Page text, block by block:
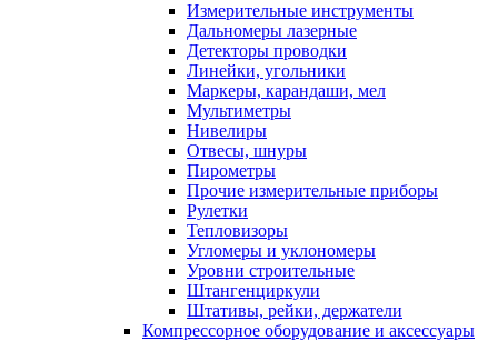
Измерительные инструменты
Дальномеры лазерные
Детекторы проводки
Линейки, угольники
Маркеры, карандаши, мел
Мультиметры
Нивелиры
Отвесы, шнуры
Пирометры
Прочие измерительные приборы
Рулетки
Тепловизоры
Угломеры и уклономеры
Уровни строительные
Штангенциркули
Штативы, рейки, держатели
Компрессорное оборудование и аксессуары